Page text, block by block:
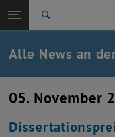
TU Login
Quicklinks
Quicklinks-Menü umschalten
Studium
Karriere
Zurück: Subseiten von TU
Zurück zur letzten Ebene:
TU Wien Startseite
Übersicht
Alle News an
05. November